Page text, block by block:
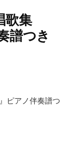
歌集
譜つき
ピアノ伴奏譜つ